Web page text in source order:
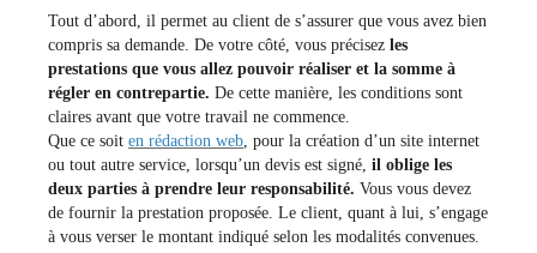
Tout d’abord, il permet au client de s’assurer que vous avez bien
compris sa demande. De votre côté, vous précisez les
prestations que vous allez pouvoir réaliser et la somme à
régler en contrepartie. De cette manière, les conditions sont
claires avant que votre travail ne commence.
Que ce soit en rédaction web, pour la création d’un site internet
ou tout autre service, lorsqu’un devis est signé, il oblige les
deux parties à prendre leur responsabilité. Vous vous devez
de fournir la prestation proposée. Le client, quant à lui, s’engage
à vous verser le montant indiqué selon les modalités convenues.